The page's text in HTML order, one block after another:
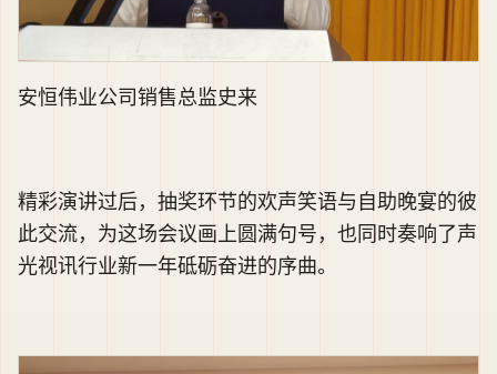
安恒伟业公司销售总监史来
精彩演讲过后，抽奖环节的欢声笑语与自助晚宴的彼
此交流，为这场会议画上圆满句号，也同时奏响了声
光视讯行业新一年砥砺奋进的序曲。